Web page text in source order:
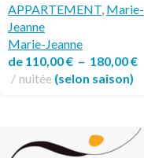
« Marins de Toulon »
APPARTEMENT, Marie-
Jeanne
Marie-Jeanne
de 110,00€ – 180,00€
nuitée (selon saison)